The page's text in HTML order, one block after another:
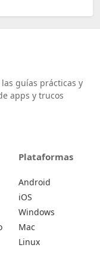
guías prácticas y
apps y trucos
Plataformas
Android
iOS
Windows
Mac
Linux